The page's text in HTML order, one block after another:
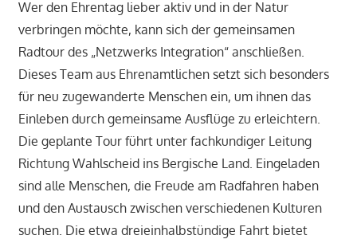
Wer den Ehrentag lieber aktiv und in der Natur
verbringen möchte, kann sich der gemeinsamen
Radtour des „Netzwerks Integration“ anschließen.
Dieses Team aus Ehrenamtlichen setzt sich besonders
für neu zugewanderte Menschen ein, um ihnen das
Einleben durch gemeinsame Ausflüge zu erleichtern.
Die geplante Tour führt unter fachkundiger Leitung
Richtung Wahlscheid ins Bergische Land. Eingeladen
sind alle Menschen, die Freude am Radfahren haben
und den Austausch zwischen verschiedenen Kulturen
suchen. Die etwa dreieinhalbstündige Fahrt bietet